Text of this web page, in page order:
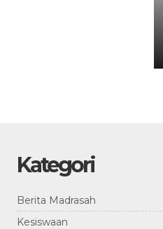
Kategori
Berita Madrasah
Kesiswaan